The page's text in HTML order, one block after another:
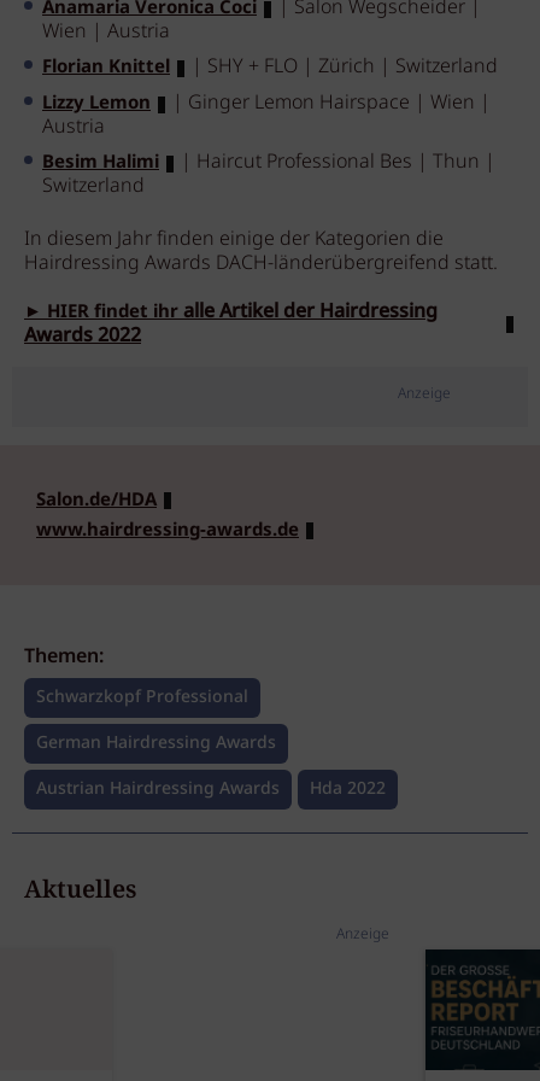
Anamaria Veronica Coci
| Salon Wegscheider |
Wien | Austria
Florian Knittel | SHY + FLO | Zürich | Switzerland
Lizzy Lemon
| Ginger Lemon Hairspace | Wien |
Austria
Besim Halimi
| Haircut Professional Bes | Thun |
Switzerland
In diesem Jahr finden einige der Kategorien die
Hairdressing Awards DACH-länderübergreifend statt.
► HIER findet ihralle Artikel der Hairdressing
Awards 2022
Anzeige
Salon.de/HDA
www.hairdressing-awards.de
Themen:
Schwarzkopf Professional
German Hairdressing Awards
Austrian Hairdressing Awards
Hda 2022
Aktuelles
Anzeige